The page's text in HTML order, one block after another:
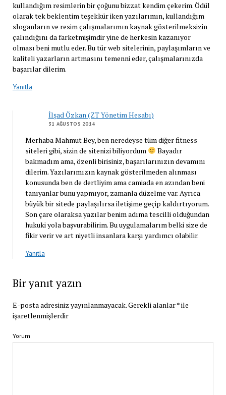
kullandığım resimlerin bir çoğunu bizzat kendim çekerim. Ödül
olarak tek beklentim teşekkür iken yazılarımın, kullandığım
sloganların ve resim çalışmalarımın kaynak gösterilmeksizin
çalındığını da farketmişimdir yine de herkesin kazanıyor
olması beni mutlu eder. Bu tür web sitelerinin, paylaşımların ve
kaliteli yazarların artmasını temenni eder, çalışmalarınızda
başarılar dilerim.
Yanıtla
İlşad Özkan (ZT Yönetim Hesabı)
31 AĞUSTOS 2014
Merhaba Mahmut Bey, ben neredeyse tüm diğer fitness
siteleri gibi, sizin de sitenizi biliyordum
Bayadır
bakmadım ama, özenli birisiniz, başarılarınızın devamını
dilerim. Yazılarımızın kaynak gösterilmeden alınması
konusunda ben de dertliyim ama camiada en azından beni
tanıyanlar bunu yapmıyor, zamanla düzelme var. Ayrıca
büyük bir sitede paylaşılırsa iletişime geçip kaldırtıyorum.
Son çare olaraksa yazılar benim adıma tescilli olduğundan
hukuki yola başvurabilirim. Bu uygulamalarım belki size de
fikir verir ve art niyetli insanlara karşı yardımcı olabilir.
Yanıtla
Bir yanıt yazın
E-posta adresiniz yayınlanmayacak.Gerekli alanlar*ile
işaretlenmişlerdir
Yorum